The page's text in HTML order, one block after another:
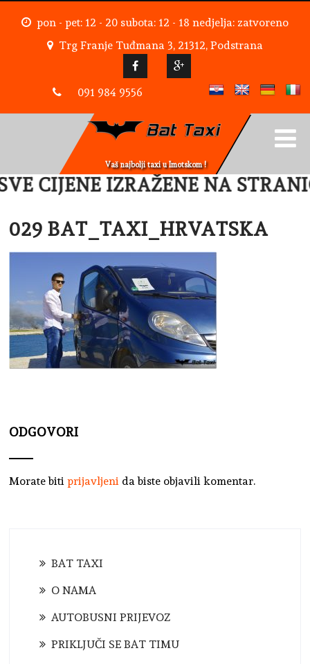
pon - pet: 12 - 20 subota: 12 - 18 nedjelja: zatvoreno
Trg Franje Tuđmana 3, 21312, Podstrana
091 984 9556
Vaš najbolji taxi u Imotskom !
CIJENE IZRAŽENE NA
029 BAT_TAXI_HRVATSKA
ODGOVORI
Morate bitiprijavljeni da biste objavili komentar.
BAT TAXI
O NAMA
AUTOBUSNI PRIJEVOZ
PRIKLJUČI SE BAT TIMU